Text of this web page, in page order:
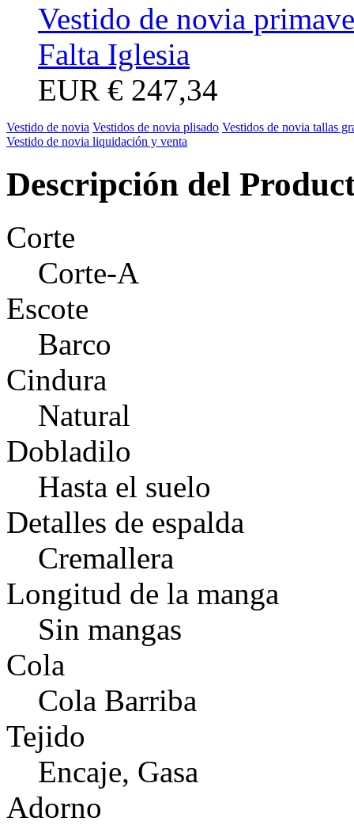
Vestido de novia
Falta Iglesia
EUR € 247,34
Vestido de novia Vestidos de novia plisado Vestidos de novia tallas
Vestido de novia liquidación y venta
Descripción del
Corte
Corte-A
Escote
Barco
Cindura
Natural
Dobladilo
Hasta el suelo
Detalles de espalda
Cremallera
Longitud de la manga
Sin mangas
Cola
Cola Barriba
Tejido
Encaje, Gasa
Adorno